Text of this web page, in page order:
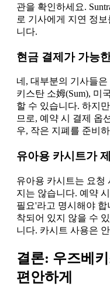
관을 확인하세요.
로 기사에게 지연 정
니다.
현금 결제가 가능
네, 대부분의 기사들
키스탄 소姆(Sum), 미
할 수 있습니다. 하지
므로, 예약 시 결제 옵
우, 작은 지폐를 준비
유아용 카시트가
유아용 카시트는 요청
지는 않습니다. 예약
필요'라고 명시해야
착되어 있지 않을 수
니다. 카시트 사용은
결론: 우즈베
편안하게